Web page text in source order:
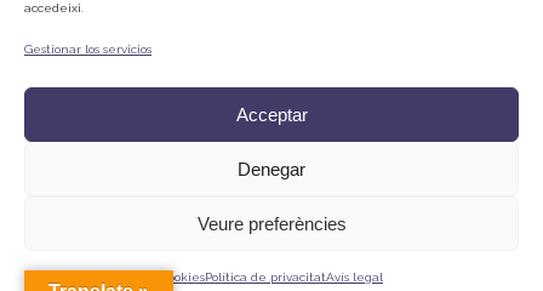
accedeixi.
Gestionar los servicios
Acceptar
Denegar
Veure preferències
CookiesPolítica de privacitatAvís legal
Avís Legal